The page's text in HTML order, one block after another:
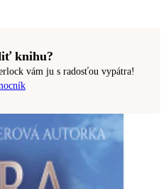
knihu?
vám ju s radosťou vypátra!